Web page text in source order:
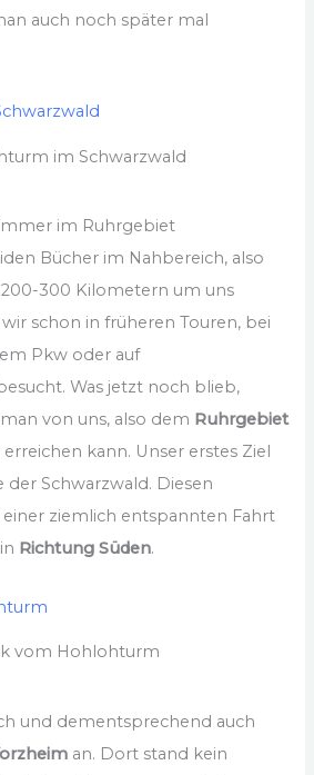
auch noch später mal
im Schwarzwald
im Ruhrgebiet
Bücher im Nahbereich, also
300 Kilometern um uns
schon in früheren Touren, bei
Pkw oder auf
Was jetzt noch blieb,
von uns, also dem Ruhrgebiet
kann. Unser erstes Ziel
der Schwarzwald. Diesen
ziemlich entspannten Fahrt
Richtung Süden.
vom Hohlohturm
und dementsprechend auch
an. Dort stand kein